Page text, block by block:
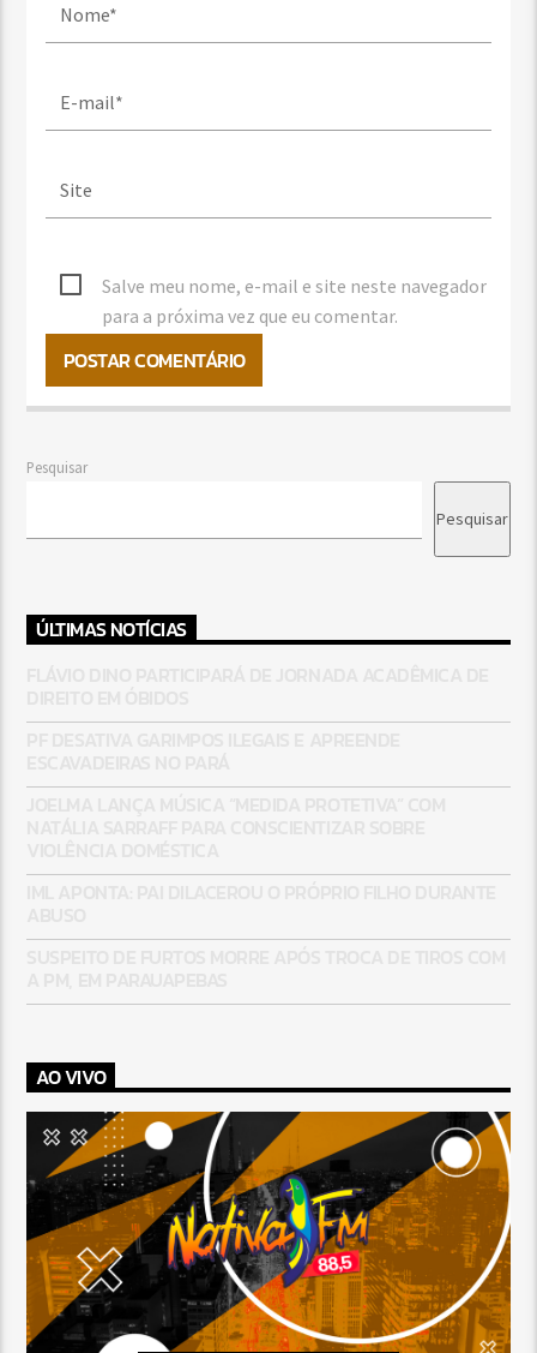
Salve meu nome, e-mail e site neste navegador
para a próxima vez que eu comentar.
Pesquisar
Pesquisar
ÚLTIMAS NOTÍCIAS
AO VIVO